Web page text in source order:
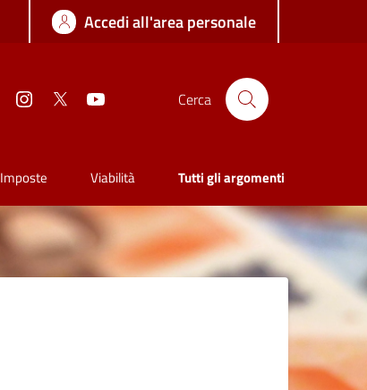
Accedi all'area personale
Facebook InstagramTwitter Cerca
Imposte Viabilità Tutti gli argomenti